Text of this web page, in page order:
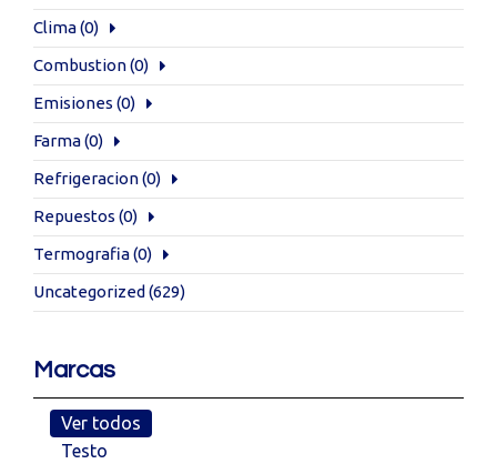
Clima(0)
Combustion(0)
Emisiones (0)
Farma(0)
Refrigeracion(0)
Repuestos (0)
Termografia(0)
Uncategorized (629)
Marcas
Ver todos
Testo